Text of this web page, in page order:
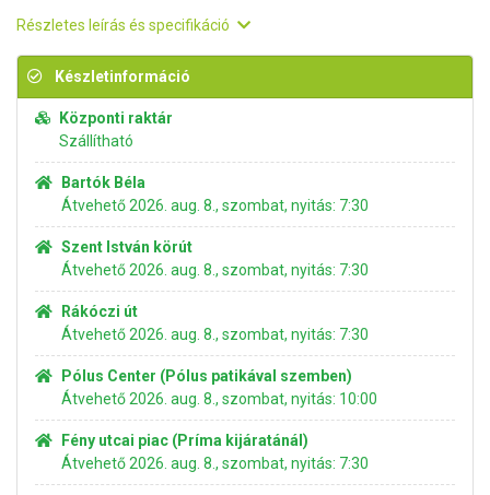
Részletes leírás és specifikáció
Készletinformáció
Központi raktár
Szállítható
Bartók Béla
Átvehető 2026. aug. 8., szombat, nyitás: 7:30
Szent István körút
Átvehető 2026. aug. 8., szombat, nyitás: 7:30
Rákóczi út
Átvehető 2026. aug. 8., szombat, nyitás: 7:30
Pólus Center (Pólus patikával szemben)
Átvehető 2026. aug. 8., szombat, nyitás: 10:00
Fény utcai piac (Príma kijáratánál)
Átvehető 2026. aug. 8., szombat, nyitás: 7:30